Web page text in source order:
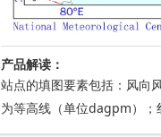
产品解读：
站点的填图要素包括：风向
为等高线（单位dagpm）；